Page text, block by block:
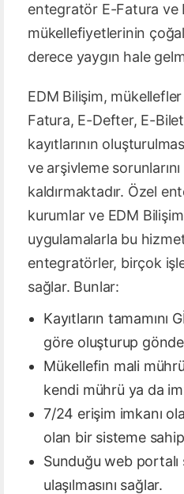
entegratör E-Fatura ve
mükellefiyetlerinin
derece yaygın hale
EDM Bilişim,
Fatura, E-Defter, E-
kayıtlarının
ve arşivleme
kaldırmaktadır. Özel
kurumlar ve EDM
uygulamalarla bu
entegratörler, birçok
sağlar. Bunlar:
Kayıtların tamamını
göre oluşturup
Mükellefin mali
kendi mührü ya da
7/24 erişim imkanı
olan bir sisteme
Sunduğu web portalı
ulaşılmasını sağlar.